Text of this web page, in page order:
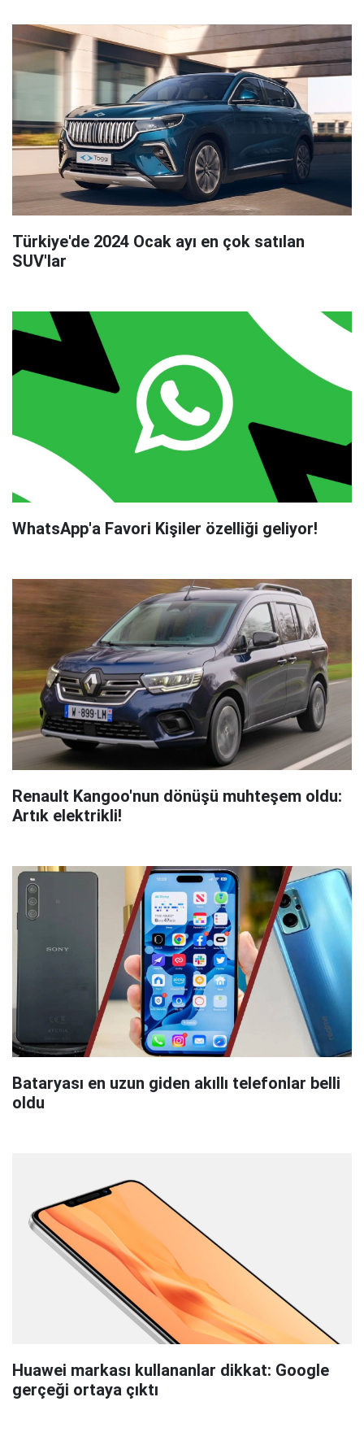
Türkiye'de 2024 Ocak ayı en çok satılan
SUV'lar
WhatsApp'a Favori Kişiler özelliği geliyor!
Renault Kangoo'nun dönüşü muhteşem oldu:
Artık elektrikli!
Bataryası en uzun giden akıllı telefonlar belli
oldu
Huawei markası kullananlar dikkat: Google
gerçeği ortaya çıktı